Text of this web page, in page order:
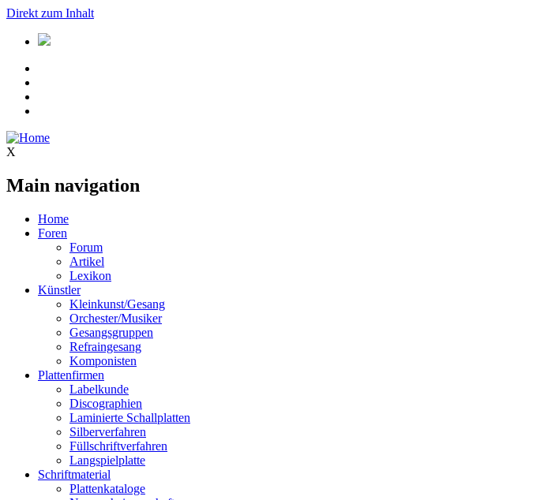
Direkt zum Inhalt
X
Main navigation
Home
Foren
Forum
Artikel
Lexikon
Künstler
Kleinkunst/Gesang
Orchester/Musiker
Gesangsgruppen
Refraingesang
Komponisten
Plattenfirmen
Labelkunde
Discographien
Laminierte Schallplatten
Silberverfahren
Füllschriftverfahren
Langspielplatte
Schriftmaterial
Plattenkataloge